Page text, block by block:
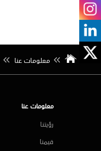
معلومات عنا
معلومات عنا
رؤيتنا
قيمنا